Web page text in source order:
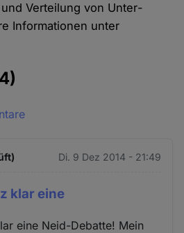
Verteilung von Unter­
Informationen unter
Di. 9 Dez 2014 - 21:49
klar eine
eine Neid-Debatte! Mein